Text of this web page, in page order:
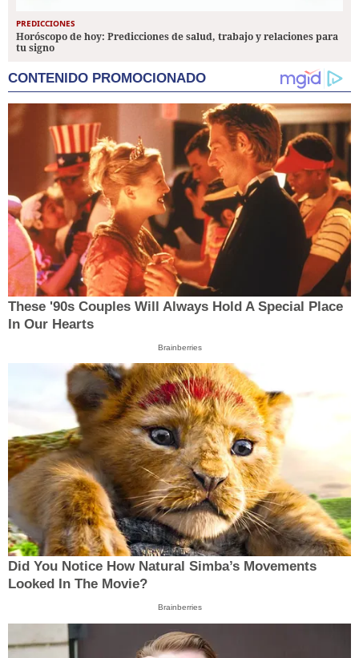
PREDICCIONES
Horóscopo de hoy: Predicciones de salud, trabajo y relaciones para
tu signo
CONTENIDO PROMOCIONADO
These '90s Couples Will Always Hold A Special Place
In Our Hearts
Brainberries
Did You Notice How Natural Simba’s Movements
Looked In The Movie?
Brainberries